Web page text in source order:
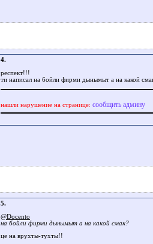
4.
респект!!!
ти написал на бойли фирми дынымыт а на какой
нашли нарушение на странице: сообщить админу
5.
@Docento
на бойли фирми дынымыт а на какой смак?
це на врухты-тухты!!